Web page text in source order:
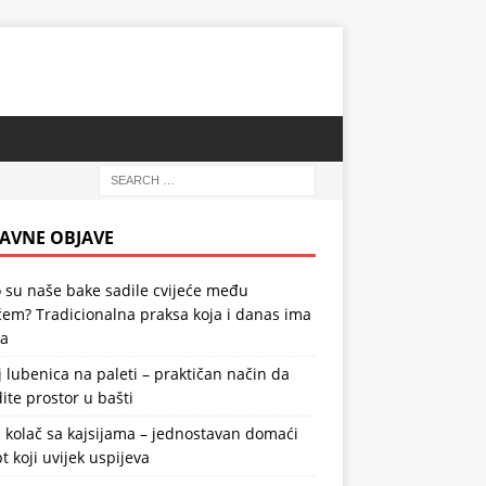
OBJAVE
su naše bake sadile cvijeće među
Tradicionalna praksa koja i danas ima
lubenica na paleti – praktičan način da
prostor u bašti
kolač sa kajsijama – jednostavan domaći
koji uvijek uspijeva